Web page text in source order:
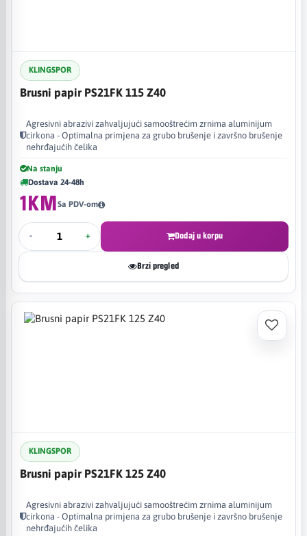
KLINGSPOR
Brusni papir PS21FK 115 Z40
Agresivni abrazivi zahvaljujući samooštrećim zrnima aluminijum
cirkona - Optimalna primjena za grubo brušenje i završno brušenje
nehrđajućih čelika
Na stanju
Dostava 24-48h
1KMSa PDV-om
- + Dodaj u korpu
Brzi pregled
KLINGSPOR
Brusni papir PS21FK 125 Z40
Agresivni abrazivi zahvaljujući samooštrećim zrnima aluminijum
cirkona - Optimalna primjena za grubo brušenje i završno brušenje
nehrđajućih čelika